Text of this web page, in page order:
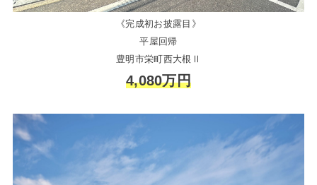
《完成初お披露目》
平屋回帰
豊明市栄町西大根Ⅱ
4,080万円